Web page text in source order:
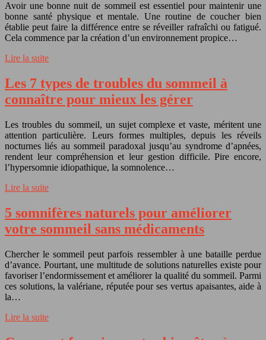
Avoir une bonne nuit de sommeil est essentiel pour maintenir une
bonne santé physique et mentale. Une routine de coucher bien
établie peut faire la différence entre se réveiller rafraîchi ou fatigué.
Cela commence par la création d’un environnement propice…
Lire la suite
Les 7 types de troubles du sommeil à
connaître pour mieux les gérer
Les troubles du sommeil, un sujet complexe et vaste, méritent une
attention particulière. Leurs formes multiples, depuis les réveils
nocturnes liés au sommeil paradoxal jusqu’au syndrome d’apnées,
rendent leur compréhension et leur gestion difficile. Pire encore,
l’hypersomnie idiopathique, la somnolence…
Lire la suite
5 somnifères naturels pour améliorer
votre sommeil sans médicaments
Chercher le sommeil peut parfois ressembler à une bataille perdue
d’avance. Pourtant, une multitude de solutions naturelles existe pour
favoriser l’endormissement et améliorer la qualité du sommeil. Parmi
ces solutions, la valériane, réputée pour ses vertus apaisantes, aide à
la…
Lire la suite